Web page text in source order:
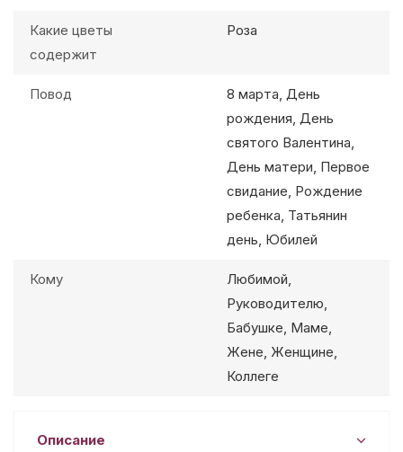
Какие цветы
содержит
Роза
Повод
8 марта, День
рождения, День
святого Валентина,
День матери, Первое
свидание, Рождение
ребенка, Татьянин
день, Юбилей
Кому
Любимой,
Руководителю,
Бабушке, Маме,
Жене, Женщине,
Коллеге
Описание